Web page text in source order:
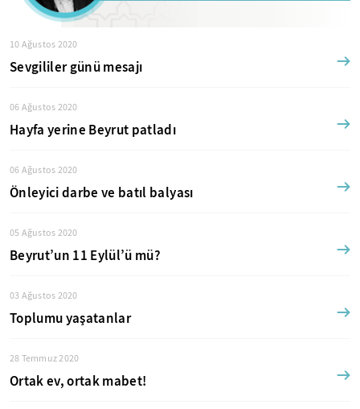
10 Ağustos 2020
Sevgililer günü mesajı
06 Ağustos 2020
Hayfa yerine Beyrut patladı
06 Ağustos 2020
Önleyici darbe ve batıl balyası
05 Ağustos 2020
Beyrut’un 11 Eylül’ü mü?
03 Ağustos 2020
Toplumu yaşatanlar
28 Temmuz 2020
Ortak ev, ortak mabet!